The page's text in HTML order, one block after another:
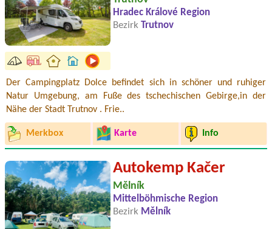
Hradec Králové Region
Bezirk
Trutnov
Der Campingplatz Dolce befindet sich in schöner und ruhiger
Natur Umgebung, am Fuße des tschechischen Gebirge,in der
Nähe der Stadt Trutnov . Frie..
Merkbox Karte Info
Autokemp Kačer
Mělník
Mittelböhmische Region
Bezirk Mělník